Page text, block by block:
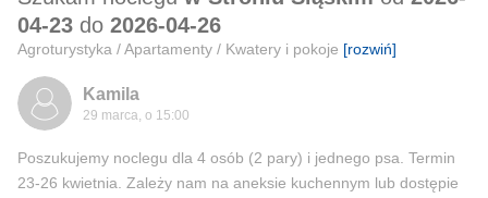
04-23 do 2026-04-26
Agroturystyka / Apartamenty / Kwatery i pokoje [rozwiń]
Kamila
29 marca, o 15:00
Poszukujemy noclegu dla 4 osób (2 pary) i jednego psa. Termin
23-26 kwietnia. Zależy nam na aneksie kuchennym lub dostępie